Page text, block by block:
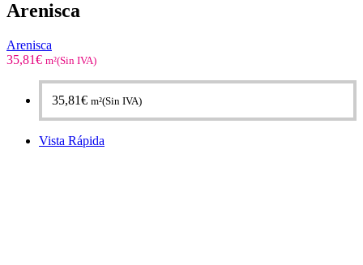
Arenisca
Arenisca
35,81€ m²(Sin IVA)
35,81€ m²(Sin IVA)
Vista Rápida